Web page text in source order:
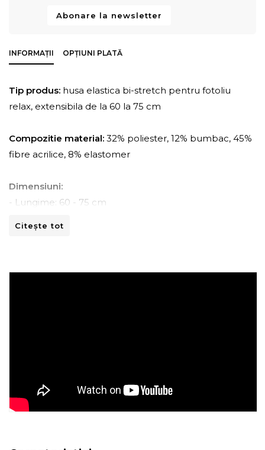
Abonare la newsletter
INFORMAȚII OPȚIUNI PLATĂ
Tip produs: husa elastica bi-stretch pentru fotoliu
relax, extensibila de la 60 la 75 cm
Compozitie material: 32% poliester, 12% bumbac, 45%
fibre acrilice, 8% elastomer
Dimensiuni:
- Lungime: 60 - 75 cm
- Inaltime: 90 -100 cm
solare.
- Evitati contactul direct cu benzi de fixare automata
Citește tot